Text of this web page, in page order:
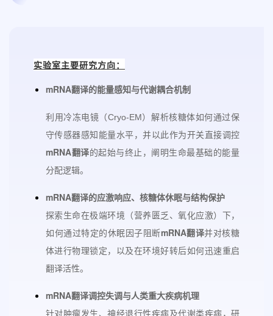
实验室主要研究方向：
mRNA翻译的能量感知与代谢耦合机制
利用冷冻电镜（Cryo-EM）解析核糖体如何通过保
守传感器感知能量水平，并以此作为开关直接调控
mRNA翻译的起始与终止，阐明生命最基础的能量
分配逻辑。
mRNA翻译的应激响应、核糖体休眠与结构保护
探索生命在极端环境（营养匮乏、氧化应激）下，
如何通过特定的休眠因子阻断mRNA翻译并对核糖
体进行物理锁定，以及在环境好转后如何迅速重启
翻译活性。
mRNA翻译调控失调与人类重大疾病机理
针对肿瘤发生、神经退行性疾病及代谢类疾病，研